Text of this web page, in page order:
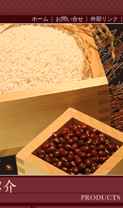
ホーム お問い合せ 外部リンク